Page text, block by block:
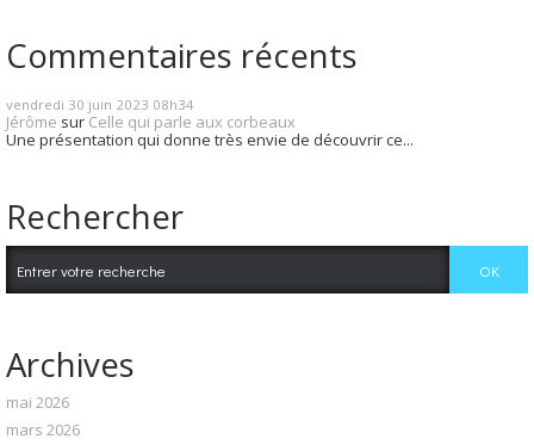
Commentaires récents
vendredi 30 juin 2023 08h34
Jérôme sur Celle qui parle aux corbeaux
Une présentation qui donne très envie de découvrir ce...
Rechercher
Archives
mai 2026
mars 2026